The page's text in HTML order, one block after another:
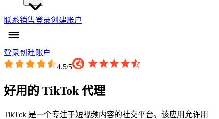
联系销售登录创建账户
登录创建账户
4.5/5
好用的 TikTok 代理
TikTok 是一个专注于短视频内容的社交平台。该应用允许用